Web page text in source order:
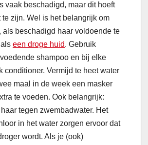
vaak beschadigd, maar dit hoeft
te zijn. Wel is het belangrijk om
als beschadigd haar voldoende te
een droge huid. Gebruik
shampoo en bij elke
conditioner. Vermijd te heet water
maal in de week een masker
te voeden. Ook belangrijk:
tegen zwembadwater. Het
in het water zorgen ervoor dat
wordt. Als je (ook)